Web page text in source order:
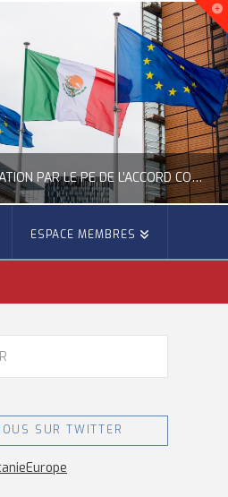
APPROBATION PAR LE PE DE L’ACCORD COMMERCIAL ENTRE L’UE ET LE MEXIQUE
EXTÉRIEURE, ACTUALITÉ DE L'UNION EUROPÉENNE
JUILLET 22, 2026
ESPACE MEMBRES
SUR TWITTER